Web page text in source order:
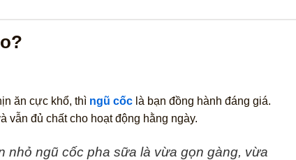
ăn cực khổ, thì ngũ cốc là bạn đồng hành đáng giá.
vẫn đủ chất cho hoạt động hằng ngày.
nhỏ ngũ cốc pha sữa là vừa gọn gàng, vừa